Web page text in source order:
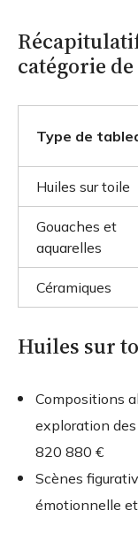
catégorie
Type de
Huiles sur toile
Gouaches et
aquarelles
Céramiques
Huiles sur
Compositions
exploration des
820 880 €
Scènes
émotionnelle